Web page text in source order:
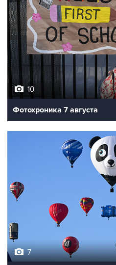
10
Фотохроника 7 августа
7